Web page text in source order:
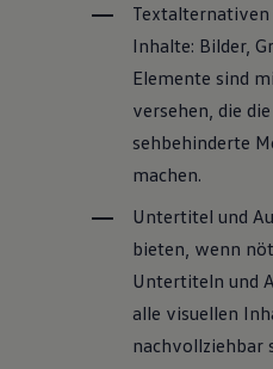
Inhalte: Bilder,
Elemente sind
versehen, die
sehbehinderte
machen.
Untertitel und
bieten, wenn
Untertiteln und
alle visuellen
nachvollziehbar